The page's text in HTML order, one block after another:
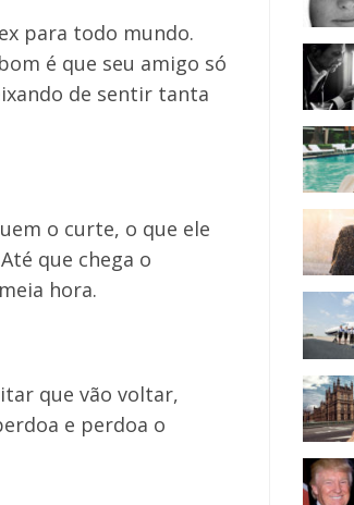
para todo mundo.
é que seu amigo só
de sentir tanta
o curte, o que ele
que chega o
hora.
que vão voltar,
e perdoa o